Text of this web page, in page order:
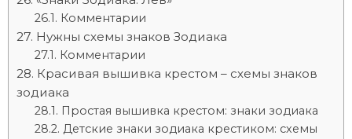
Комментарии
Нужны схемы знаков Зодиака
Комментарии
Красивая вышивка крестом – схемы знаков
зодиака
Простая вышивка крестом: знаки зодиака
Детские знаки зодиака крестиком: схемы